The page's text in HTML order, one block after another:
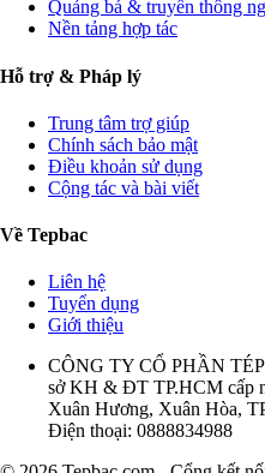
Quảng bá & truyền thông
Nền tảng hợp tác
Hỗ trợ & Pháp lý
Trung tâm trợ giúp
Chính sách bảo mật
Điều khoản sử dụng
Cộng tác và bài viết
Về Tepbac
Liên hệ
Tuyển dụng
Giới thiệu
CÔNG TY CỔ PHẦN
sở KH & ĐT TP.HCM cấp
Xuân Hương, Xuân Hòa,
Điện thoại: 0888834988